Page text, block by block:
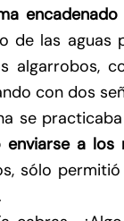
de las aguas
algarrobos,
con dos
se
enviarse a los
sólo